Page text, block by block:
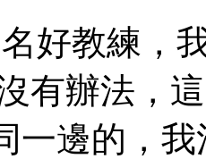
教練，
沒有辦法
邊的 ，